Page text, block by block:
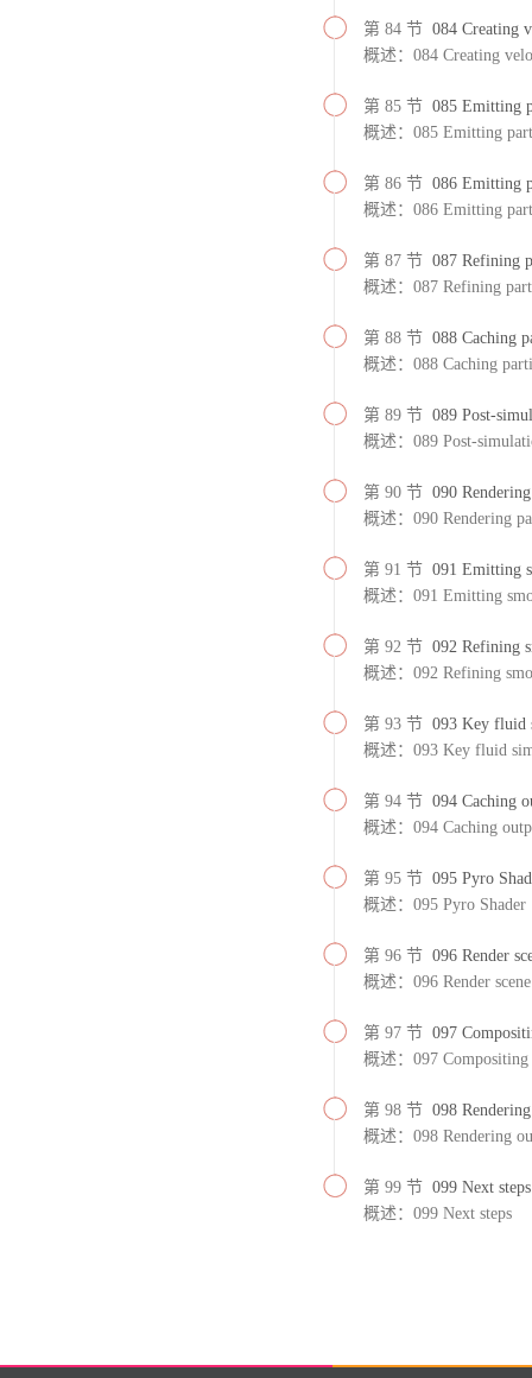
第 84 节 084 Creating
概述：084 Creating
第 85 节 085 Emitting
概述：085 Emitting
第 86 节 086 Emitting
概述：086 Emitting
第 87 节 087 Refining
概述：087 Refining
第 88 节 088 Caching
概述：088 Caching
第 89 节 089 Post-
概述：089 Post-
第 90 节 090
概述：090 Rendering
第 91 节 091 Emitting
概述：091 Emitting
第 92 节 092 Refining
概述：092 Refining
第 93 节 093 Key fluid
概述：093 Key fluid
第 94 节 094 Caching
概述：094 Caching
第 95 节 095 Pyro
概述：095 Pyro Shader
第 96 节 096 Render
概述：096 Render
第 97 节 097
概述：097 Compositing
第 98 节 098
概述：098 Rendering
第 99 节 099 Next
概述：099 Next steps